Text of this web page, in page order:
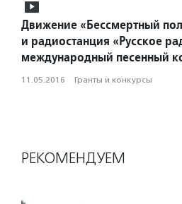
Движение «Бессмертный
и радиостанция «Русское
международный песенный
11.05.2016 · Гранты и конкурсы
РЕКОМЕНДУЕМ